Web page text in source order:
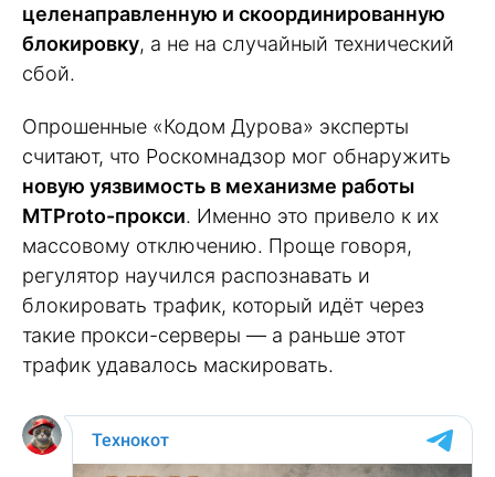
целенаправленную и скоординированную
блокировку, а не на случайный технический
сбой.
Опрошенные «Кодом Дурова» эксперты
считают, что Роскомнадзор мог обнаружить
новую уязвимость в механизме работы
MTProto-прокси. Именно это привело к их
массовому отключению. Проще говоря,
регулятор научился распознавать и
блокировать трафик, который идёт через
такие прокси-серверы — а раньше этот
трафик удавалось маскировать.